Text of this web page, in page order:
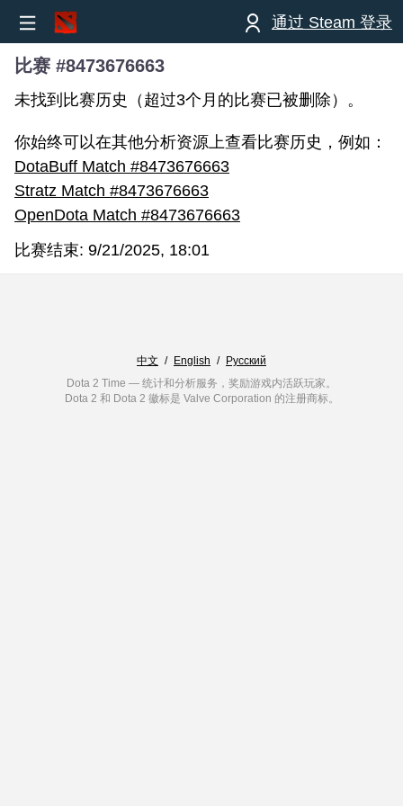
通过 Steam 登录
比赛 #8473676663
未找到比赛历史（超过3个月的比赛已被删除）。
你始终可以在其他分析资源上查看比赛历史，例如：
DotaBuff Match #8473676663
Stratz Match #8473676663
OpenDota Match #8473676663
比赛结束: 9/21/2025, 18:01
中文 / English / Русский
Dota 2 Time — 统计和分析服务，奖励游戏内活跃玩家。
Dota 2 和 Dota 2 徽标是 Valve Corporation 的注册商标。